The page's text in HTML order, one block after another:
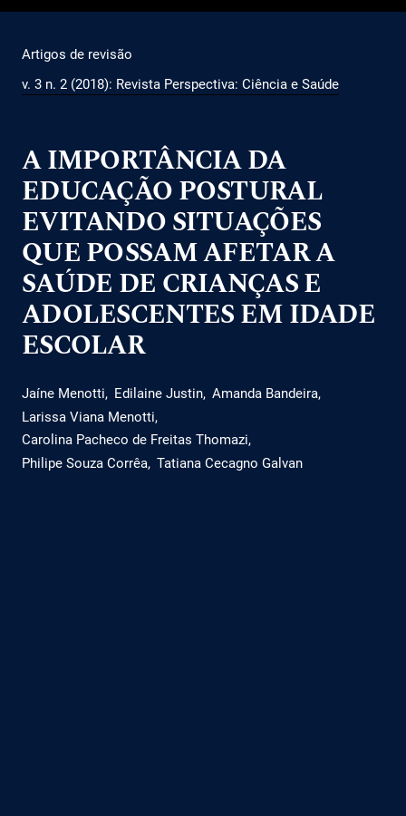
Artigos de revisão
v. 3 n. 2 (2018): Revista Perspectiva: Ciência e Saúde
A IMPORTÂNCIA DA
EDUCAÇÃO POSTURAL
EVITANDO SITUAÇÕES
QUE POSSAM AFETAR A
SAÚDE DE CRIANÇAS E
ADOLESCENTES EM IDADE
ESCOLAR
Jaíne Menotti Edilaine Justin Amanda Bandeira
Larissa Viana Menotti
Carolina Pacheco de Freitas Thomazi
Philipe Souza Corrêa Tatiana Cecagno Galvan